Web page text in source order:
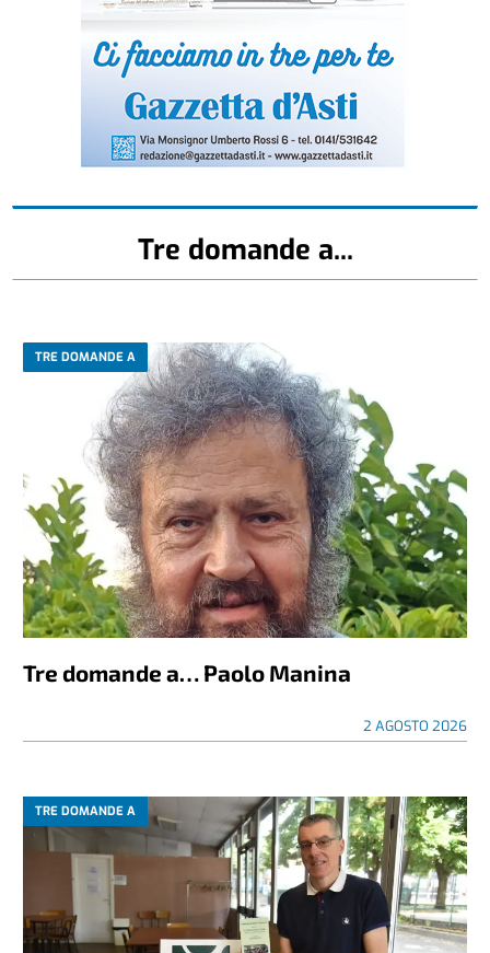
Tre domande a...
TRE DOMANDE A
Tre domande a… Paolo Manina
2 AGOSTO 2026
TRE DOMANDE A